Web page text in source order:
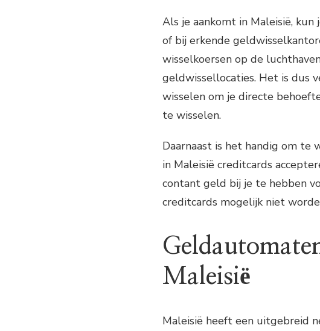
Als je aankomt in Maleisië,
of bij erkende
wisselkoersen op de
geldwissellocaties. Het is dus
wisselen om je directe
te wisselen.
Daarnaast is het handig om
in Maleisië creditcards
contant geld bij je te hebben
creditcards mogelijk niet
Maleisië
Maleisië heeft een uitgebreid